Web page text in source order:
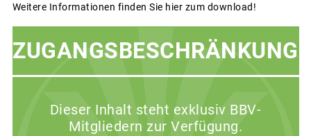
Weitere Informationen finden Sie hier zum download!
ZUGANGSBESCHRÄNKUNG
Dieser Inhalt steht exklusiv BBV-
Mitgliedern zur Verfügung.